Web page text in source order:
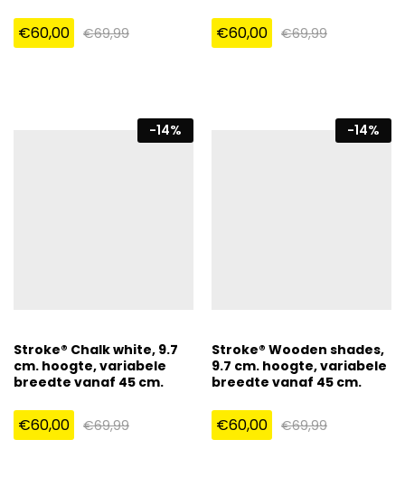
€60,00 €69,99 €60,00 €69,99
-14%
Stroke® Chalk white, 9.7
cm. hoogte, variabele
breedte vanaf 45 cm.
€60,00 €69,99
-14%
Stroke® Wooden shades,
9.7 cm. hoogte, variabele
breedte vanaf 45 cm.
€60,00 €69,99